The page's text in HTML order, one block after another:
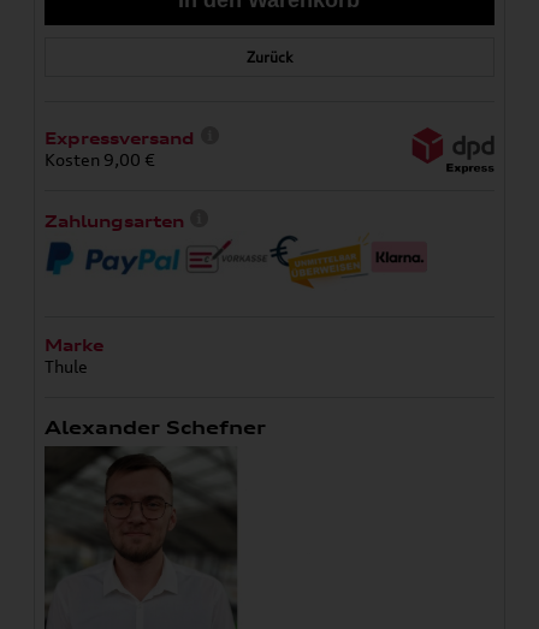
Zurück
Expressversand
Kosten 9,00 €
Zahlungsarten
Marke
Thule
Alexander Schefner